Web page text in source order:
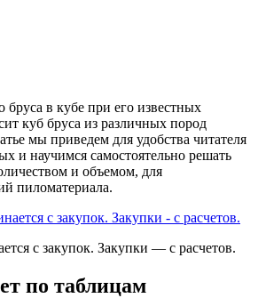
бруса в кубе при его известных
куб бруса из различных пород
мы приведем для удобства читателя
и научимся самостоятельно решать
и объемом, для
пиломатериала.
с закупок. Закупки — с расчетов.
по таблицам